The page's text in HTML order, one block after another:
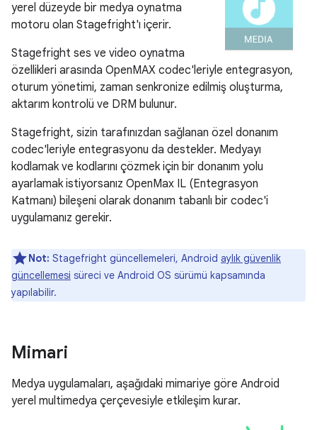
yerel düzeyde bir medya oynatma
motoru olan Stagefright'ı içerir.
Stagefright ses ve video oynatma
özellikleri arasında OpenMAX codec'leriyle entegrasyon,
oturum yönetimi, zaman senkronize edilmiş oluşturma,
aktarım kontrolü ve DRM bulunur.
Stagefright, sizin tarafınızdan sağlanan özel donanım
codec'leriyle entegrasyonu da destekler. Medyayı
kodlamak ve kodlarını çözmek için bir donanım yolu
ayarlamak istiyorsanız OpenMax IL (Entegrasyon
Katmanı) bileşeni olarak donanım tabanlı bir codec'i
uygulamanız gerekir.
Not: Stagefright güncellemeleri, Android aylık güvenlik
güncellemesi süreci ve Android OS sürümü kapsamında
yapılabilir.
Mimari
Medya uygulamaları, aşağıdaki mimariye göre Android
yerel multimedya çerçevesiyle etkileşim kurar.